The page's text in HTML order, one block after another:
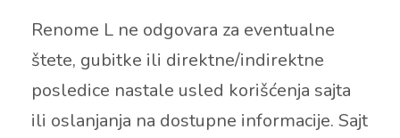
Renome L ne odgovara za eventualne
štete, gubitke ili direktne/indirektne
posledice nastale usled korišćenja sajta
ili oslanjanja na dostupne informacije. Sajt